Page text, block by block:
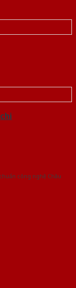
công nghệ Châu
Việt Nam!